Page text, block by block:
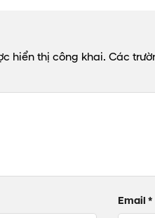
hiển thị công khai. Các
Email*